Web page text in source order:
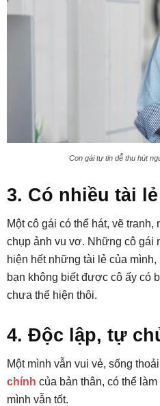
Con gái tự tin dễ thu hút
3. Có nhiều tài lẻ
Một cô gái có thể hát, vẽ
chụp ảnh vu vơ. Những cô gái
hiện hết những tài lẻ của
bạn không biết được cô ấy có
chưa thể hiện thôi.
4. Độc lập, tự
Một mình vẫn vui vẻ, sống
chính của bản thân, có thể
mình vẫn tốt.